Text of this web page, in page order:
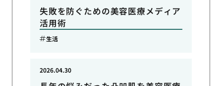
失敗を防ぐための美容医療メディア
活用術
生活
2026.04.30